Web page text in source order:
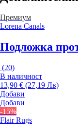
Премиум
Lorena Canals
Подложка
(20)
В наличност
13,90 € (27,19 Лв)
Добави
Добави
-15%
Flair Rugs